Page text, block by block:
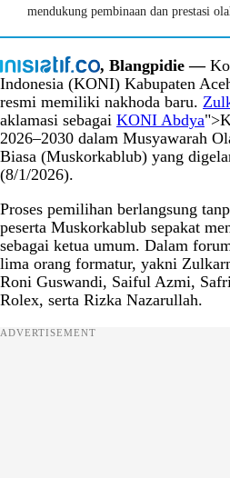
mendukung pembinaan dan prestasi
, Blangpidie —
Indonesia (KONI) Kabupaten
resmi memiliki nakhoda baru.
aklamasi sebagai KONI Abdya
2026–2030 dalam Musyawarah
Biasa (Muskorkablub) yang
(8/1/2026).
Proses pemilihan berlangsung
peserta Muskorkablub sepakat
sebagai ketua umum. Dalam
lima orang formatur, yakni
Roni Guswandi, Saiful Azmi,
Rolex, serta Rizka Nazarullah.
ADVERTISEMENT